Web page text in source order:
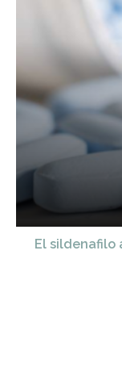
El sildenafilo